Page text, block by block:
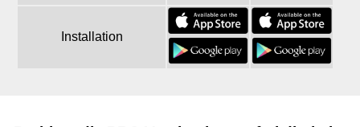
Installation